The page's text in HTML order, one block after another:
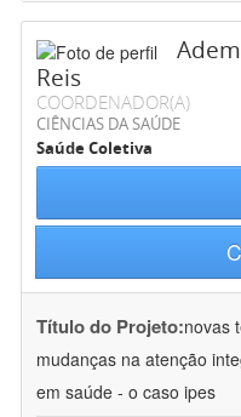
Reis
COORDENADOR(A)
CIÊNCIAS DA SAÚDE
Saúde Coletiva
Título do Projeto:novas
mudanças na atenção
em saúde - o caso ipes